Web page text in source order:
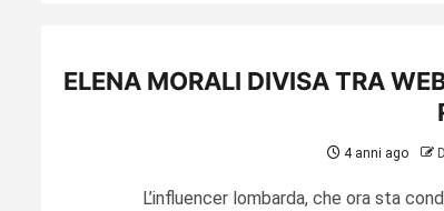
ELENA MORALI DIVISA TRA
4 anni ago
L’influencer lombarda, che ora sta